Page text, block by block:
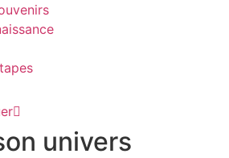
univers